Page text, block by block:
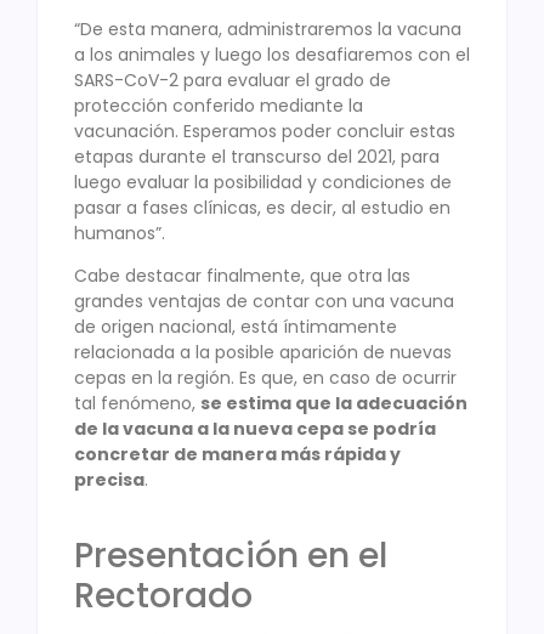
“De esta manera, administraremos la vacuna
a los animales y luego los desafiaremos con el
SARS-CoV-2 para evaluar el grado de
protección conferido mediante la
vacunación. Esperamos poder concluir estas
etapas durante el transcurso del 2021, para
luego evaluar la posibilidad y condiciones de
pasar a fases clínicas, es decir, al estudio en
humanos”.
Cabe destacar finalmente, que otra las
grandes ventajas de contar con una vacuna
de origen nacional, está íntimamente
relacionada a la posible aparición de nuevas
cepas en la región. Es que, en caso de ocurrir
tal fenómeno, se estima que la adecuación
de la vacuna a la nueva cepa se podría
concretar de manera más rápida y
precisa.
Presentación en el
Rectorado